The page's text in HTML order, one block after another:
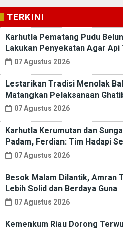
TERKINI
Karhutla Pematang Pudu
Lakukan Penyekatan Agar
07 Agustus 2026
Lestarikan Tradisi Menolak
Matangkan Pelaksanaan
07 Agustus 2026
Karhutla Kerumutan dan
Padam, Ferdian: Tim Hadapi
07 Agustus 2026
Besok Malam Dilantik, Amran
Lebih Solid dan Berdaya Guna
07 Agustus 2026
Kemenkum Riau Dorong